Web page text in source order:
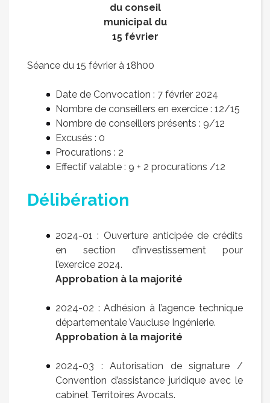
du conseil
municipal du
15 février
Séance du 15 février à 18h00
Date de Convocation : 7 février 2024
Nombre de conseillers en exercice : 12/15
Nombre de conseillers présents : 9/12
Excusés : 0
Procurations : 2
Effectif valable : 9 + 2 procurations /12
Délibération
2024-01 : Ouverture anticipée de crédits
en section d’investissement pour
l’exercice 2024.
Approbation à la majorité
2024-02 : Adhésion à l’agence technique
départementale Vaucluse Ingénierie.
Approbation à la majorité
2024-03 : Autorisation de signature /
Convention d’assistance juridique avec le
cabinet Territoires Avocats.